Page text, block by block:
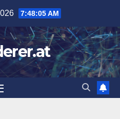
7:48:06 AM